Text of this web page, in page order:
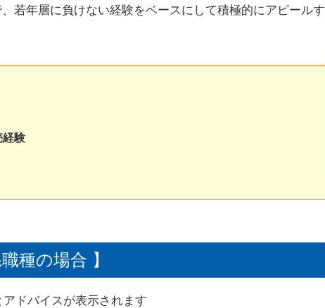
若年層に負けない経験をベースにして積極的にアピールす
経験
種の場合 】
アドバイスが表示されます